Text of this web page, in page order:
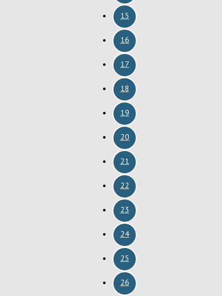
15
16
17
18
19
20
21
22
23
24
25
26